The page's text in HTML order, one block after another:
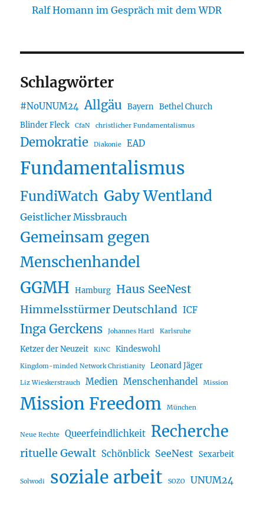
Ralf Homann im Gespräch mit dem WDR
Schlagwörter
#NoUNUM24 Allgäu Bayern Bethel Church
Blinder Fleck
CfaN christlicher Fundamentalismus
Demokratie Diakonie EAD
Fundamentalismus
FundiWatch Gaby Wentland
Geistlicher Missbrauch
Gemeinsam gegen
Menschenhandel
GGMH Hamburg Haus SeeNest
Himmelsstürmer Deutschland ICF
Inga Gerckens Johannes Hartl Karlsruhe
Ketzer der Neuzeit KiNC Kindeswohl
Kingdom-minded Network Christianity Leonard Jäger
Liz Wieskerstrauch Medien Menschenhandel Mission
Mission Freedom München
Neue Rechte Queerfeindlichkeit Recherche
rituelle Gewalt Schönblick SeeNest Sexarbeit
Solwodi soziale arbeit SOZO UNUM24